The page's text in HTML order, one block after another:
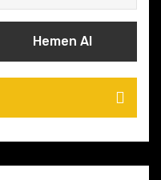
Hemen Al